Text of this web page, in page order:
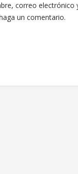
correo electrónico
un comentario.